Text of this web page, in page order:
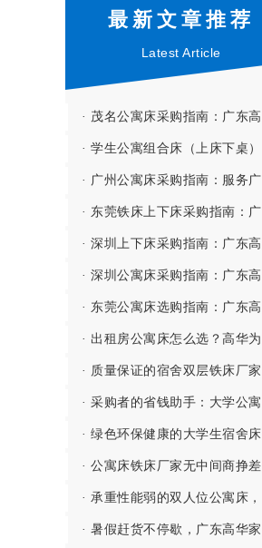
最新文章推荐
Latest Article
· 质量保证的宿舍双层铁床厂家
· 绿色环保健康的大学生宿舍床